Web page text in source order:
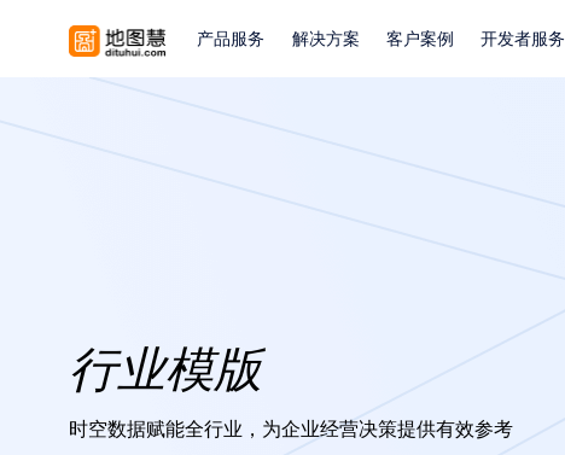
产品服务 解决方案 客户案例 开发者服务
行业模版
时空数据赋能全行业，为企业经营决策提供有效参考